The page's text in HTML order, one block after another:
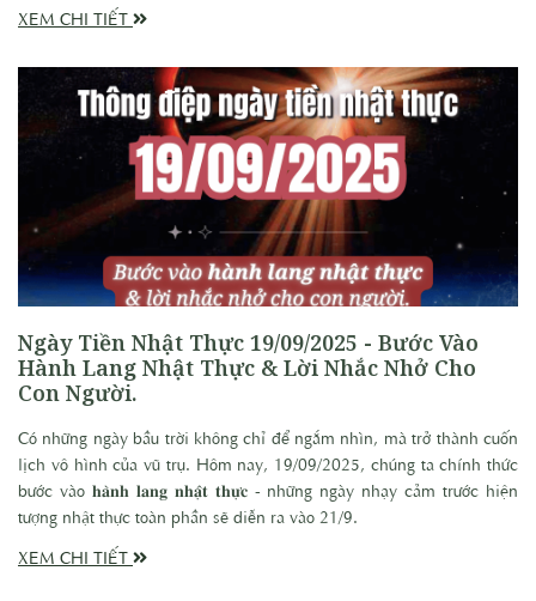
trật tự quốc tế. Thế giới, trong chu kỳ này, đang quay ngược về trạng
thống truyền thông hiện đại.
XEM CHI TIẾT
Ngày Tiền Nhật Thực 19/09/2025 - Bước Vào
Hành Lang Nhật Thực & Lời Nhắc Nhở Cho
Con Người.
Có những ngày bầu trời không chỉ để ngắm nhìn, mà trở thành cuốn
lịch vô hình của vũ trụ. Hôm nay, 19/09/2025, chúng ta chính thức
bước vào 𝐡𝐚̀𝐧𝐡 𝐥𝐚𝐧𝐠 𝐧𝐡𝐚̣̂𝐭 𝐭𝐡𝐮̛̣𝐜 - những ngày nhạy cảm trước hiện
tượng nhật thực toàn phần sẽ diễn ra vào 21/9.
XEM CHI TIẾT